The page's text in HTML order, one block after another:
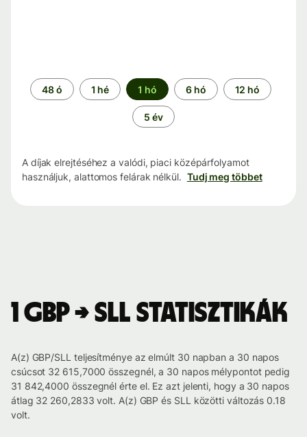
Időszak
48 ó 1 hé 1 hó 6 hó 12 hó
5 év
A díjak elrejtéséhez a valódi, piaci középárfolyamot
használjuk, alattomos felárak nélkül. Tudj meg többet
1 GBP → SLL statisztikák
A(z) GBP/SLL teljesítménye az elmúlt 30 napban a 30 napos
csúcsot 32 615,7000 összegnél, a 30 napos mélypontot pedig
31 842,4000 összegnél érte el. Ez azt jelenti, hogy a 30 napos
átlag 32 260,2833 volt. A(z) GBP és SLL közötti változás 0.18
volt.